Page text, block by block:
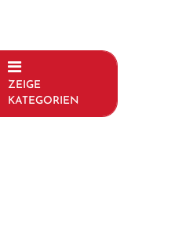
ZEIGE
KATEGORIEN